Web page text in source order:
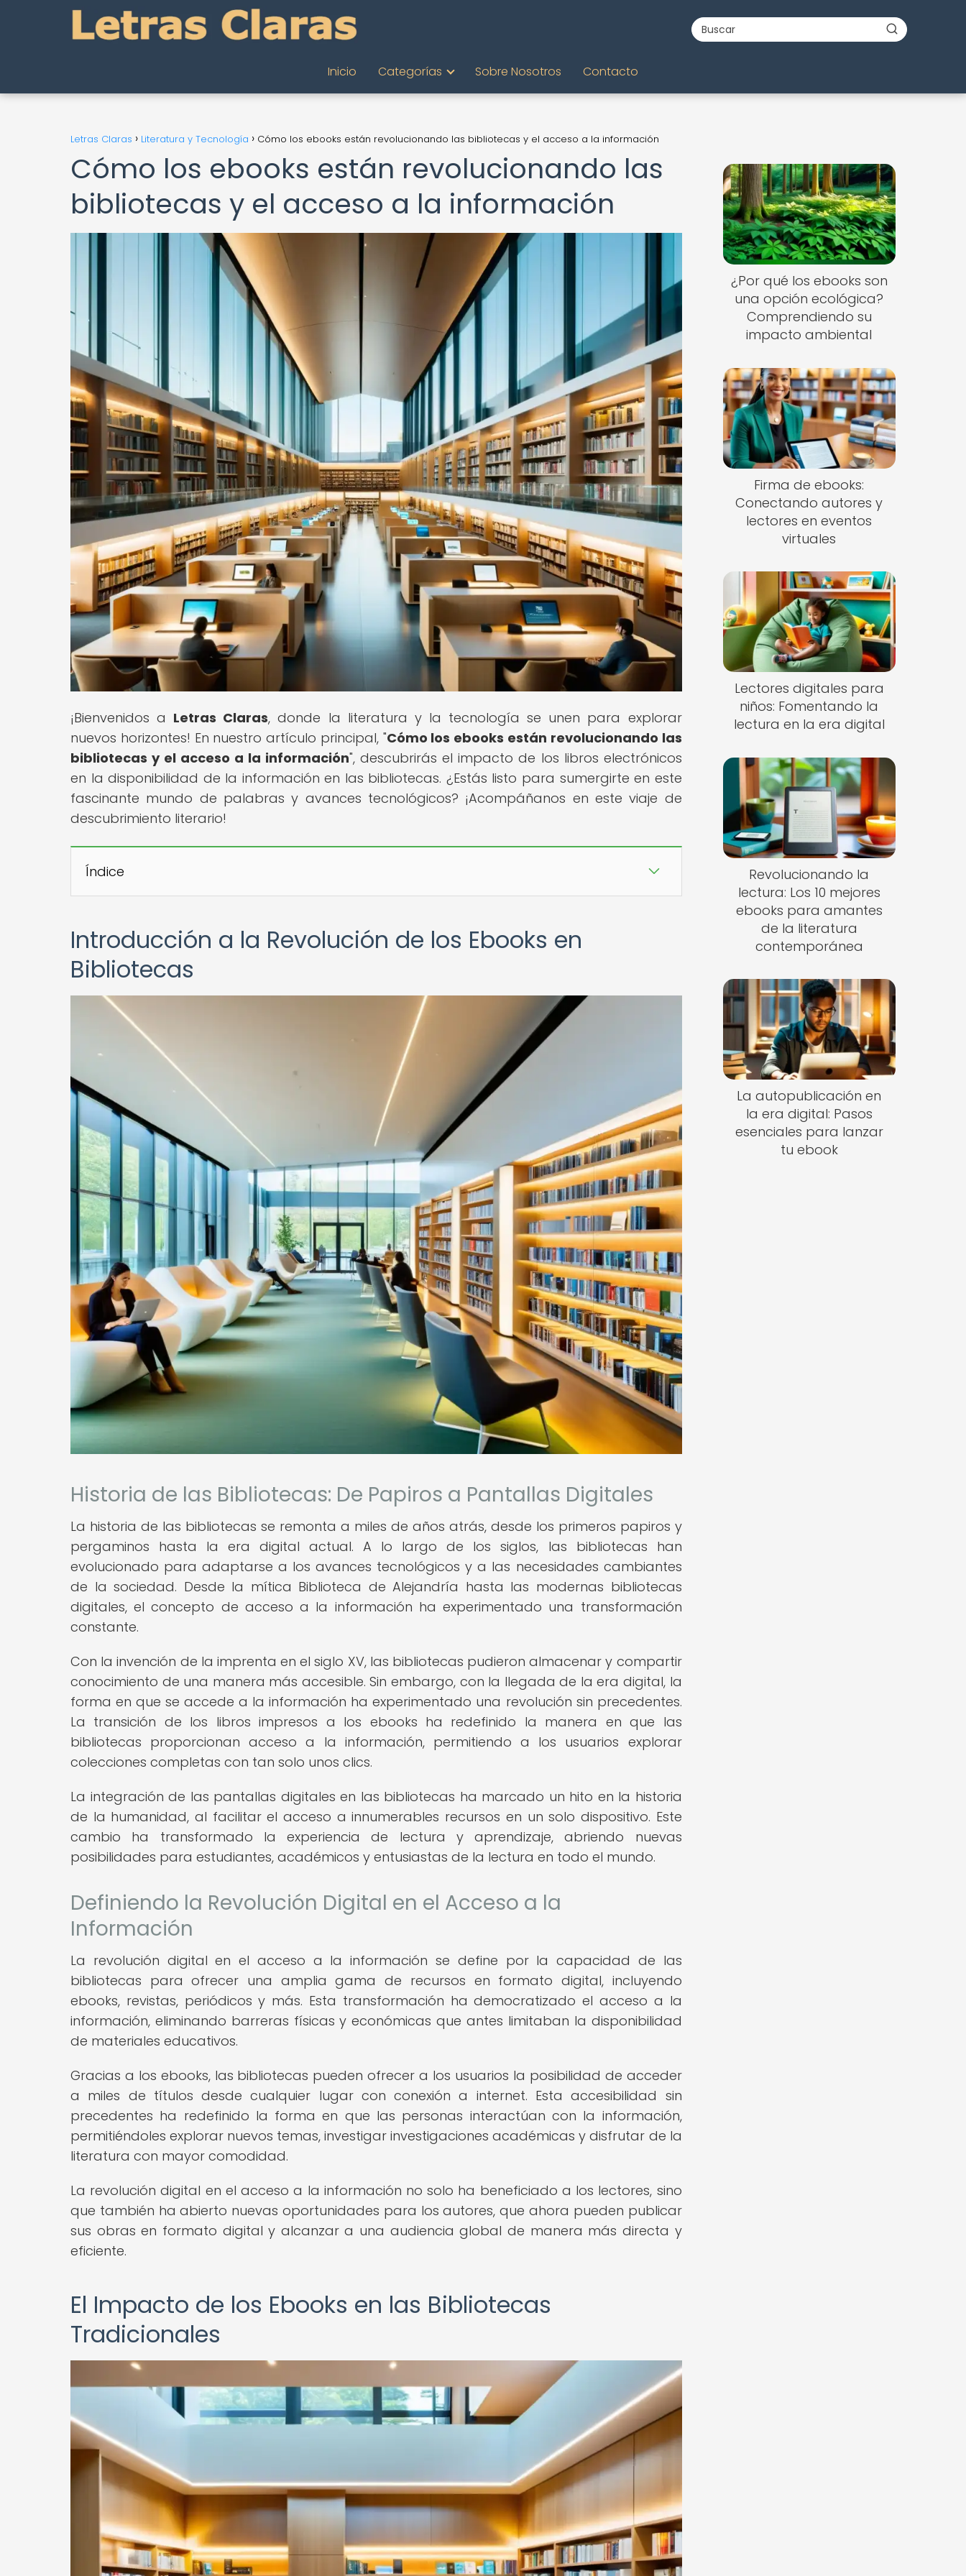
Inicio Categorías Sobre Nosotros Contacto
Letras Claras Literatura y Tecnología Cómo los ebooks están revolucionando las bibliotecas y el acceso a la información
Cómo los ebooks están revolucionando las
bibliotecas y el acceso a la información
¡Bienvenidos a Letras Claras, donde la literatura y la tecnología se unen para explorar
nuevos horizontes! En nuestro artículo principal, "Cómo los ebooks están revolucionando las
bibliotecas y el acceso a la información", descubrirás el impacto de los libros electrónicos
en la disponibilidad de la información en las bibliotecas. ¿Estás listo para sumergirte en este
fascinante mundo de palabras y avances tecnológicos? ¡Acompáñanos en este viaje de
descubrimiento literario!
Índice
Introducción a la Revolución de los Ebooks en
Bibliotecas
Historia de las Bibliotecas: De Papiros a Pantallas Digitales
La historia de las bibliotecas se remonta a miles de años atrás, desde los primeros papiros y
pergaminos hasta la era digital actual. A lo largo de los siglos, las bibliotecas han
evolucionado para adaptarse a los avances tecnológicos y a las necesidades cambiantes
de la sociedad. Desde la mítica Biblioteca de Alejandría hasta las modernas bibliotecas
digitales, el concepto de acceso a la información ha experimentado una transformación
constante.
Con la invención de la imprenta en el siglo XV, las bibliotecas pudieron almacenar y compartir
conocimiento de una manera más accesible. Sin embargo, con la llegada de la era digital, la
forma en que se accede a la información ha experimentado una revolución sin precedentes.
La transición de los libros impresos a los ebooks ha redefinido la manera en que las
bibliotecas proporcionan acceso a la información, permitiendo a los usuarios explorar
colecciones completas con tan solo unos clics.
La integración de las pantallas digitales en las bibliotecas ha marcado un hito en la historia
de la humanidad, al facilitar el acceso a innumerables recursos en un solo dispositivo. Este
cambio ha transformado la experiencia de lectura y aprendizaje, abriendo nuevas
posibilidades para estudiantes, académicos y entusiastas de la lectura en todo el mundo.
Definiendo la Revolución Digital en el Acceso a la
Información
La revolución digital en el acceso a la información se define por la capacidad de las
bibliotecas para ofrecer una amplia gama de recursos en formato digital, incluyendo
ebooks, revistas, periódicos y más. Esta transformación ha democratizado el acceso a la
información, eliminando barreras físicas y económicas que antes limitaban la disponibilidad
de materiales educativos.
Gracias a los ebooks, las bibliotecas pueden ofrecer a los usuarios la posibilidad de acceder
a miles de títulos desde cualquier lugar con conexión a internet. Esta accesibilidad sin
precedentes ha redefinido la forma en que las personas interactúan con la información,
permitiéndoles explorar nuevos temas, investigar investigaciones académicas y disfrutar de la
literatura con mayor comodidad.
La revolución digital en el acceso a la información no solo ha beneficiado a los lectores, sino
que también ha abierto nuevas oportunidades para los autores, que ahora pueden publicar
sus obras en formato digital y alcanzar a una audiencia global de manera más directa y
eficiente.
El Impacto de los Ebooks en las Bibliotecas
Tradicionales
¿Por qué los ebooks son
una opción ecológica?
Comprendiendo su
impacto ambiental
Firma de ebooks:
Conectando autores y
lectores en eventos
virtuales
Lectores digitales para
niños: Fomentando la
lectura en la era digital
Revolucionando la
lectura: Los 10 mejores
ebooks para amantes
de la literatura
contemporánea
La autopublicación en
la era digital: Pasos
esenciales para lanzar
tu ebook